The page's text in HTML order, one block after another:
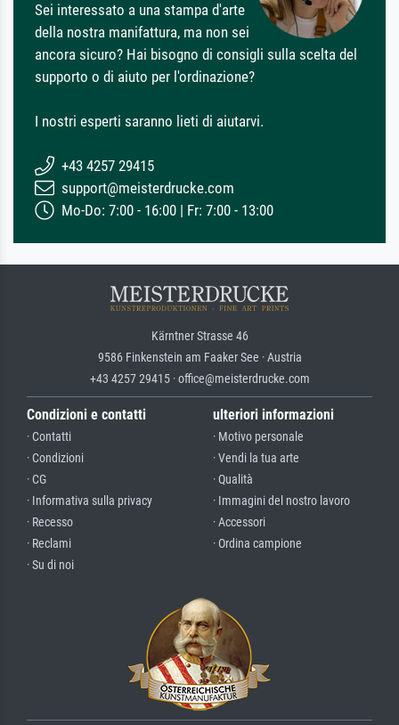
Sei interessato a una stampa d'arte
della nostra manifattura, ma non sei
ancora sicuro? Hai bisogno di consigli sulla scelta del
supporto o di aiuto per l'ordinazione?
I nostri esperti saranno lieti di aiutarvi.
+43 4257 29415
support@meisterdrucke.com
Mo-Do: 7:00 - 16:00 | Fr: 7:00 - 13:00
Kärntner Strasse 46
9586 Finkenstein am Faaker See · Austria
+43 4257 29415 · office@meisterdrucke.com
Condizioni e contatti
· Contatti
· Condizioni
· CG
· Informativa sulla privacy
· Recesso
· Reclami
· Su di noi
ulteriori informazioni
· Motivo personale
· Vendi la tua arte
· Qualità
· Immagini del nostro lavoro
· Accessori
· Ordina campione